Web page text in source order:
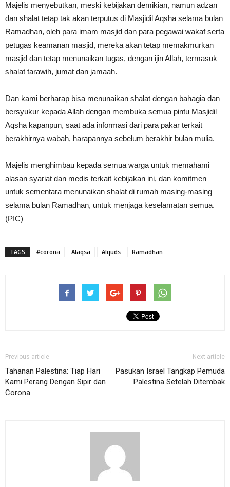
Majelis menyebutkan, meski kebijakan demikian, namun adzan
dan shalat tetap tak akan terputus di Masjidil Aqsha selama bulan
Ramadhan, oleh para imam masjid dan para pegawai wakaf serta
petugas keamanan masjid, mereka akan tetap memakmurkan
masjid dan tetap menunaikan tugas, dengan ijin Allah, termasuk
shalat tarawih, jumat dan jamaah.
Dan kami berharap bisa menunaikan shalat dengan bahagia dan
bersyukur kepada Allah dengan membuka semua pintu Masjidil
Aqsha kapanpun, saat ada informasi dari para pakar terkait
berakhirnya wabah, harapannya sebelum berakhir bulan mulia.
Majelis menghimbau kepada semua warga untuk memahami
alasan syariat dan medis terkait kebijakan ini, dan komitmen
untuk sementara menunaikan shalat di rumah masing-masing
selama bulan Ramadhan, untuk menjaga keselamatan semua.
(PIC)
TAGS #corona Alaqsa Alquds Ramadhan
Previous article
Tahanan Palestina: Tiap Hari
Kami Perang Dengan Sipir dan
Corona
Next article
Pasukan Israel Tangkap Pemuda
Palestina Setelah Ditembak